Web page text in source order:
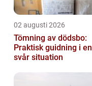
02 augusti 2026
Tömning av dödsbo:
Praktisk guidning i en
svår situation